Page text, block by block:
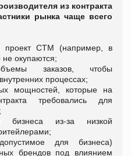
из контракта
рынка чаще всего
проект СТМ (например, в
не окупаются;
заказов, чтобы
процессах;
мощностей, которые на
требовались для
бизнеса из-за низкой
для бизнеса)
брендов под влиянием